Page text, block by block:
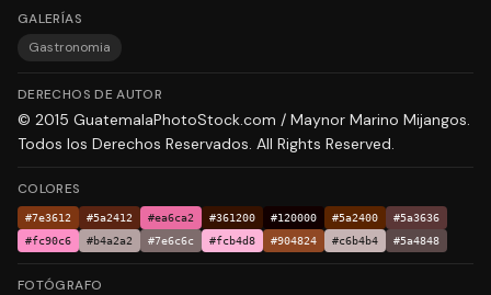
GALERÍAS
Gastronomia
DERECHOS DE AUTOR
© 2015 GuatemalaPhotoStock.com / Maynor Marino Mijangos.
Todos los Derechos Reservados. All Rights Reserved.
COLORES
#7e3612 #5a2412 #ea6ca2 #361200 #120000 #5a2400
#5a3636
#fc90c6
#b4a2a2 #7e6c6c #fcb4d8 #904824 #c6b4b4 #5a4848
FOTÓGRAFO